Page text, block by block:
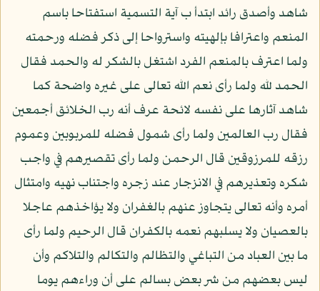
شاهد وأصدق رائد ابتدأ ب آية التسمية استفتاحا باسم
المنعم واعترافا بإلهيته واسترواحا إلى ذكر فضله ورحمته
ولما اعترف بالمنعم الفرد اشتغل بالشكر له والحمد فقال
الحمد لله ولما رأى نعم الله تعالى على غيره واضحة كما
شاهد آثارها على نفسه لائحة عرف أنه رب الخلائق أجمعين
فقال رب العالمين ولما رأى شمول فضله للمربوبين وعموم
رزقه للمرزوقين قال الرحمن ولما رأى تقصيرهم في واجب
شكره وتعذيرهم في الانزجار عند زجره واجتناب نهيه وامتثال
أمره وأنه تعالى يتجاوز عنهم بالغفران ولا يؤاخذهم عاجلا
بالعصيان ولا يسلبهم نعمه بالكفران قال الرحيم ولما رأى
ما بين العباد من التباغي والتظالم والتكالم والتلاكم وأن
ليس بعضهم من شر بعض بسالم على أن وراءهم يوما